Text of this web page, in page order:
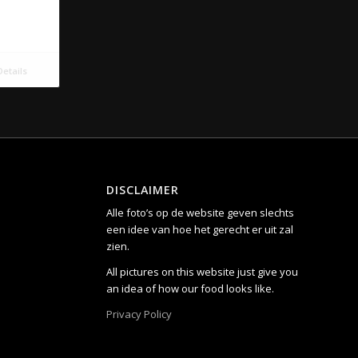
DISCLAIMER
Alle foto’s op de website geven slechts
een idee van hoe het gerecht er uit zal
zien.
All pictures on this website just give you
an idea of how our food looks like.
Privacy Policy